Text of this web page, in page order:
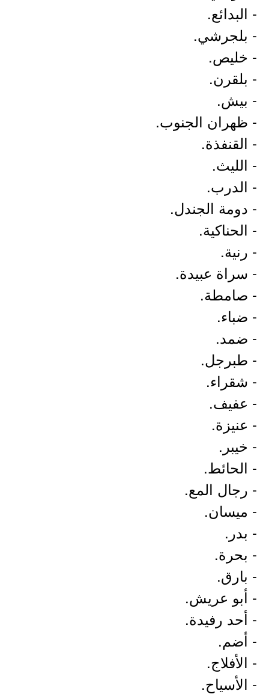
- البدائع.
- بلجرشي.
- خليص.
- بلقرن.
- بيش.
- ظهران الجنوب.
- القنفذة.
- الليث.
- الدرب.
- دومة الجندل.
- الحناكية.
- رنية.
- سراة عبيدة.
- صامطة.
- ضباء.
- ضمد.
- طبرجل.
- شقراء.
- عفيف.
- عنيزة.
- خيبر.
- الحائط.
- رجال المع.
- ميسان.
- بدر.
- بحرة.
- بارق.
- أبو عريش.
- أحد رفيدة.
- أضم.
- الأفلاج.
- الأسياح.